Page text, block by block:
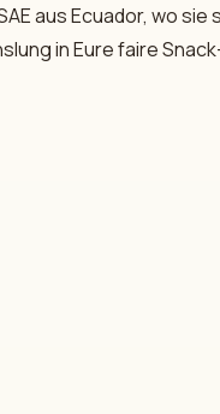
aus Ecuador, wo
in Eure faire